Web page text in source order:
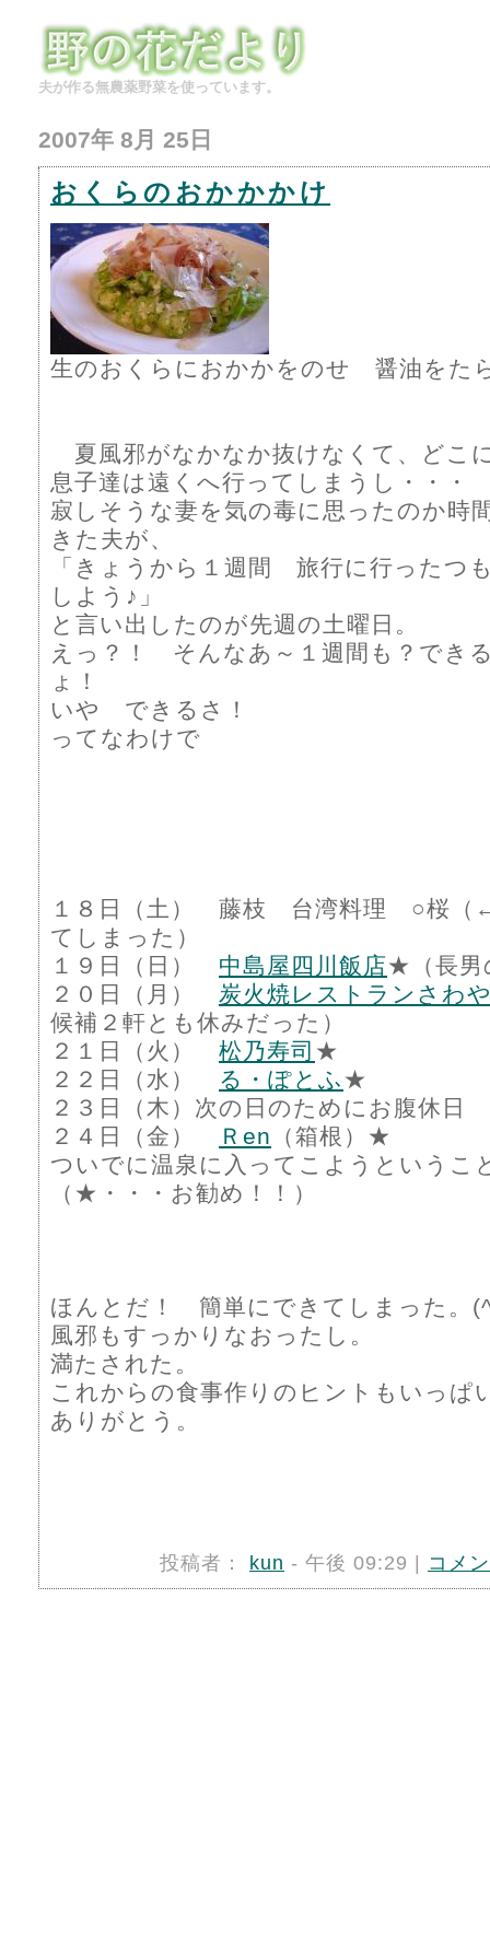
夫が作る無農薬野菜を使っています。
2007年 8月 25日
おくらのおかかかけ
生のおくらにおかかをのせ 醤油をた
夏風邪がなかなか抜けなくて、どこ
息子達は遠くへ行ってしまうし・・・
寂しそうな妻を気の毒に思ったのか時
きた夫が、
「きょうから１週間 旅行に行ったつ
しよう♪」
と言い出したのが先週の土曜日。
えっ？！ そんなあ～１週間も？でき
ょ！
いや できるさ！
ってなわけで
１８日（土） 藤枝 台湾料理 ○桜（
てしまった）
１９日（日） 中島屋四川飯店★（長男
２０日（月） 炭火焼レストランさわ
候補２軒とも休みだった）
２１日（火） 松乃寿司 ★
２２日（水） る・ぽとふ★
２３日（木）次の日のためにお腹休日
２４日（金）
Ｒen （箱根）★
ついでに温泉に入ってこようというこ
（★・・・お勧め！！）
ほんとだ！ 簡単にできてしまった。
風邪もすっかりなおったし。
満たされた。
これからの食事作りのヒントもいっぱ
ありがとう。
投稿者： kun - 午後 09:29 | コメ